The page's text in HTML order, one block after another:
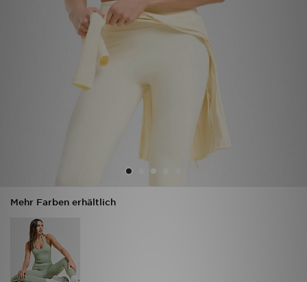
Mehr Farben erhältlich
Geschenkkarte
Bestellverfolgung
Hilfe & Kontakt
Trending Styles